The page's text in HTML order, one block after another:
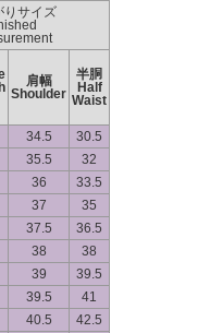
りサイズ
肩幅
Shoulder
半胴
Half
Waist
34.5
30.5
35.5
32
36
33.5
37
35
37.5
36.5
38
38
39
39.5
39.5
41
40.5
42.5